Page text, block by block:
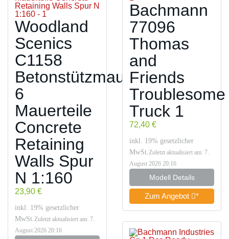
Woodland
Scenics
C1158
Betonstützmauern
6
Mauerteile
Concrete
Retaining
Walls Spur
N 1:160
23,90 €
inkl. 19% gesetzlicher
MwSt. Zuletzt aktualisiert am: 7.
August 2026 20:16
Bachmann
77096
Thomas
and
Friends
Troublesome
Truck 1
72,40 €
inkl. 19% gesetzlicher
MwSt. Zuletzt aktualisiert am: 7.
August 2026 20:16
Modell Details
Zum Angebot *